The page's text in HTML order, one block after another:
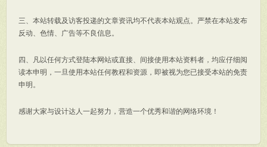
三、本站转载及访客投递的文章资讯均不代表本站观点。严禁在本站发布
反动、色情、广告等不良信息。
四、凡以任何方式登陆本网站或直接、间接使用本站资料者，均应仔细阅
读本申明，一旦使用本站任何教程和资源，即被视为您已接受本站的免责
申明。
感谢大家与设计达人一起努力，营造一个优秀和谐的网络环境！